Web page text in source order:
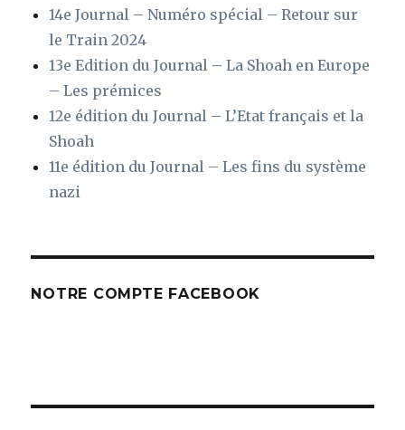
14e Journal – Numéro spécial – Retour sur
le Train 2024
13e Edition du Journal – La Shoah en Europe
– Les prémices
12e édition du Journal – L’Etat français et la
Shoah
11e édition du Journal – Les fins du système
nazi
NOTRE COMPTE FACEBOOK